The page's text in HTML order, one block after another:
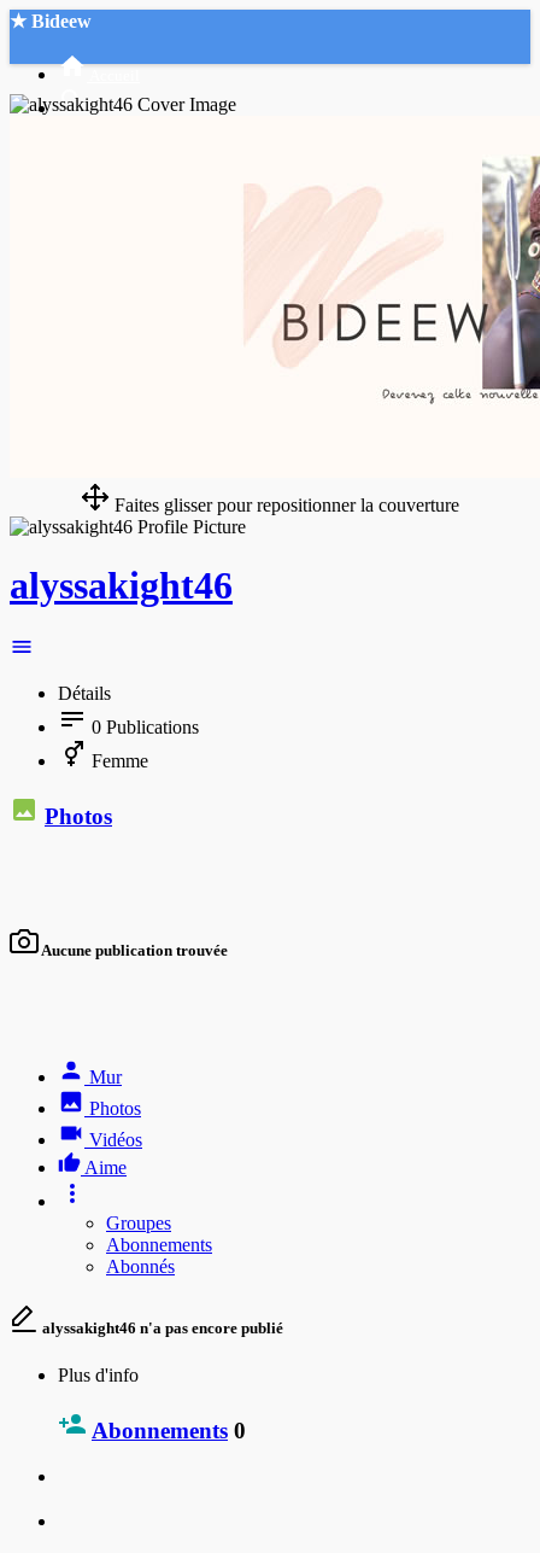
★ Bideew
Faites glisser pour repositionner la couverture
alyssakight46
Détails
0 Publications
Femme
Photos
Aucune publication trouvée
Mur
Photos
Vidéos
Aime
Groupes
Abonnements
Abonnés
alyssakight46 n'a pas encore publié
Plus d'info
Abonnements 0